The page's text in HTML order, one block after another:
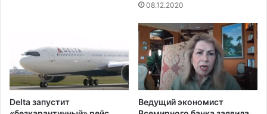
08.12.2020
Delta запустит
Ведущий экономист